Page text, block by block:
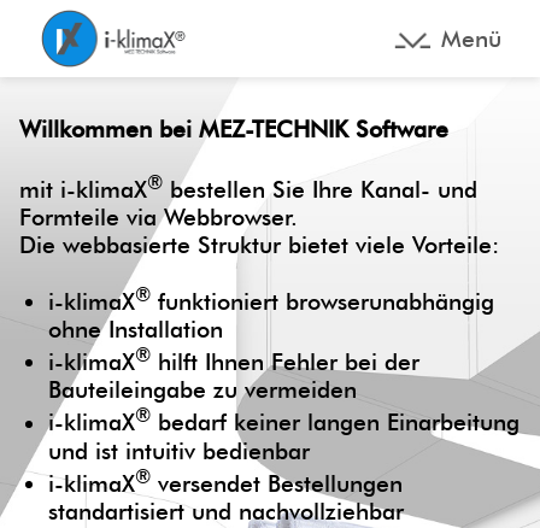
Menü
Willkommen bei MEZ-TECHNIK Software
mit i-klimaX® bestellen Sie Ihre Kanal- und
Formteile via Webbrowser.
Die webbasierte Struktur bietet viele Vorteile:
i-klimaX® funktioniert browserunabhängig
ohne Installation
i-klimaX® hilft Ihnen Fehler bei der
Bauteileingabe zu vermeiden
i-klimaX® bedarf keiner langen Einarbeitung
und ist intuitiv bedienbar
i-klimaX® versendet Bestellungen
standartisiert und nachvollziehbar